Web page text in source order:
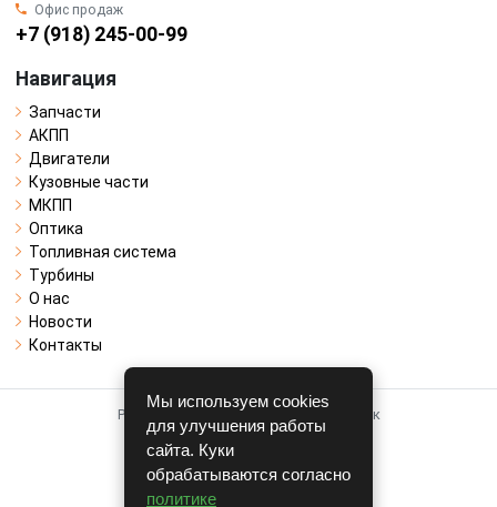
Офис продаж
+7 (918) 245-00-99
Навигация
Запчасти
АКПП
Двигатели
Кузовные части
МКПП
Оптика
Топливная система
Турбины
О нас
Новости
Контакты
Работает на системе для авторазборок
CARRO.БИЗНЕС
Полная версия
Мы используем cookies
для улучшения работы
сайта. Куки
обрабатываются согласно
политике